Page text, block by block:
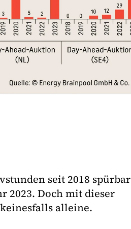
seit 2018 spürbar
2023. Doch mit dieser
alleine.